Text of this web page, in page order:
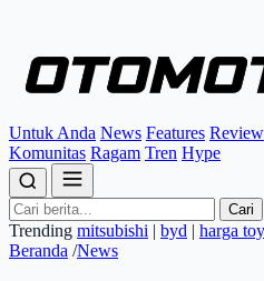
Untuk Anda News Features Review
Komunitas Ragam Tren Hype
Cari
Trending mitsubishi | byd | harga
Beranda /News